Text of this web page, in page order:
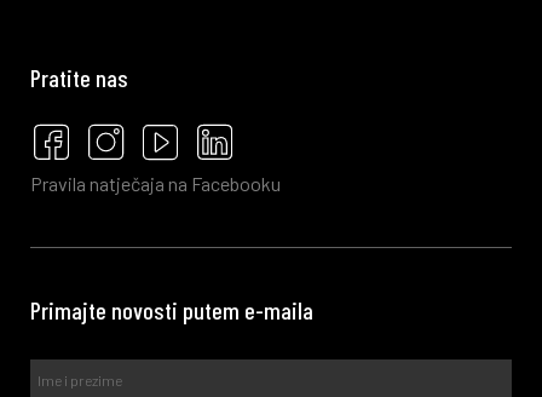
Pratite nas
Pravila natječaja na Facebooku
Primajte novosti putem e-maila